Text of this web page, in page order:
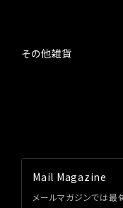
その他雑貨
Mail Magazine
メールマガジンでは最